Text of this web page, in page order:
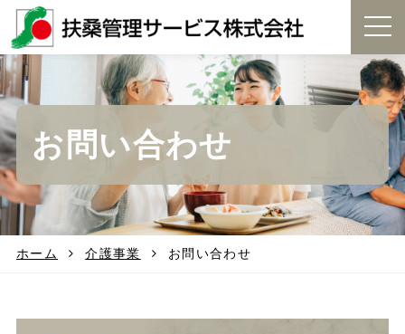
t
g
g
l
i
g
a
お問い合わせ
ホーム 介護事業 お問い合わせ